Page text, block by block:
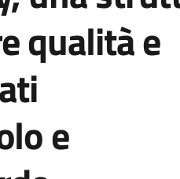
qualità e
e